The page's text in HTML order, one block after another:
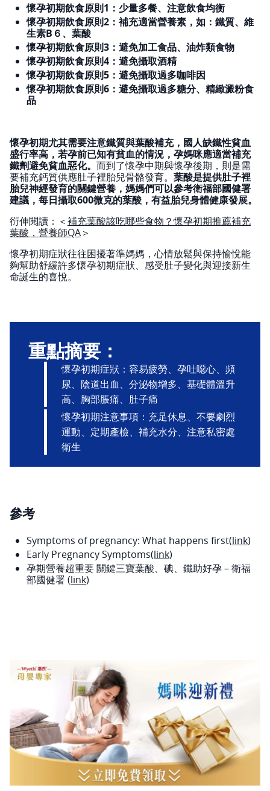
懷孕初期飲食原則1：少量多餐、注意飲食均衡
懷孕初期飲食原則2：補充適當營養素，如：鐵質、維
生素B６、葉酸
懷孕初期飲食原則3：避免加工食品、油炸類食物
懷孕初期飲食原則4：避免攝取酒精
懷孕初期飲食原則5：避免攝取過多咖啡因
懷孕初期飲食原則6：避免攝取過多糖分、精緻澱粉食
品
懷孕初期尤其需要注意鐵質與葉酸補充，國人缺鐵性貧血
盛行率高，若孕前已知有貧血的情況，孕媽咪應適當補充
鐵劑避免貧血惡化。 而到了懷孕中期與懷孕後期，則是需
要補充鈣質供應肚子裡胎兒骨骼發育。 葉酸是提供肚子裡
胎兒神經發育的關鍵營養，媽媽們可以參考衛福部國健署
建議，每日攝取600微克的葉酸，有益胎兒身體健康發展。
衍伸閱讀：＜補充葉酸該吃哪些食物？懷孕初期推薦補充
葉酸，營養師QA＞
懷孕初期症狀往往困擾著準媽媽，心情放鬆與保持愉悅能
夠幫助舒緩許多懷孕初期症狀、感受肚子變化與迎接新生
命誕生的喜悅。
重點摘要：
懷孕初期症狀：容易疲勞、孕吐噁心、頻
尿、陰道出血、分泌物增多、基礎體溫升
高、胸部脹痛、肚子痛
懷孕初期注意事項：充足休息、不要劇烈
運動、定期產檢、補充水分、注意私密處
衛生
參考
Symptoms of pregnancy: What happens first(link)
Early Pregnancy Symptoms(link)
孕期營養超重要 關鍵三寶葉酸、碘、鐵助好孕－衛福
部國健署 (link)